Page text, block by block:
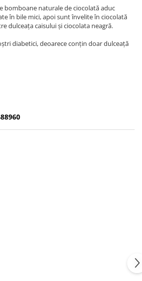
bomboane naturale de ciocolată aduc
în bile mici, apoi sunt învelite în ciocolată
dulceața caisului și ciocolata neagră.
diabetici, deoarece conțin doar dulceață